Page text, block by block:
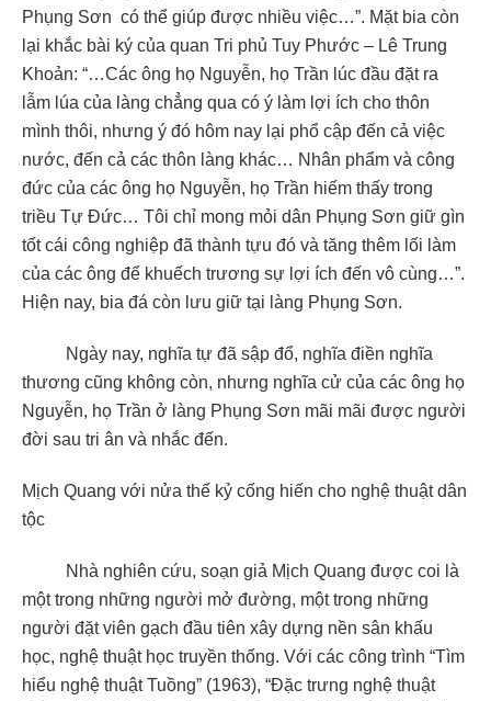
Phụng Sơn có thể giúp được nhiều việc…”. Mặt bia còn
lại khắc bài ký của quan Tri phủ Tuy Phước – Lê Trung
Khoản: “…Các ông họ Nguyễn, họ Trần lúc đầu đặt ra
lẫm lúa của làng chẳng qua có ý làm lợi ích cho thôn
mình thôi, nhưng ý đó hôm nay lại phổ cập đến cả việc
nước, đến cả các thôn làng khác… Nhân phẩm và công
đức của các ông họ Nguyễn, họ Trần hiếm thấy trong
triều Tự Đức… Tôi chỉ mong mỏi dân Phụng Sơn giữ gìn
tốt cái công nghiệp đã thành tựu đó và tăng thêm lối làm
của các ông để khuếch trương sự lợi ích đến vô cùng…”.
Hiện nay, bia đá còn lưu giữ tại làng Phụng Sơn.
Ngày nay, nghĩa tự đã sập đổ, nghĩa điền nghĩa
thương cũng không còn, nhưng nghĩa cử của các ông họ
Nguyễn, họ Trần ở làng Phụng Sơn mãi mãi được người
đời sau tri ân và nhắc đến.
Mịch Quang với nửa thế kỷ cống hiến cho nghệ thuật dân
tộc
Nhà nghiên cứu, soạn giả Mịch Quang được coi là
một trong những người mở đường, một trong những
người đặt viên gạch đầu tiên xây dựng nền sân khấu
học, nghệ thuật học truyền thống. Với các công trình “Tìm
hiểu nghệ thuật Tuồng” (1963), “Đặc trưng nghệ thuật